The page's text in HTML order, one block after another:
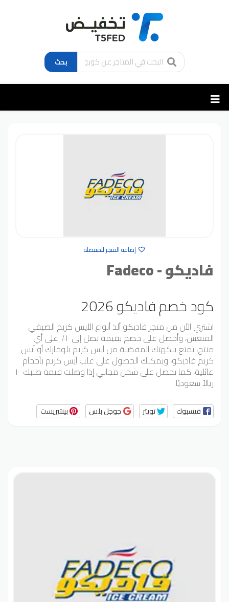
بحث
تخطي
إلى
المحتوى
إضافة المتجر للمفضلة
فاديكو - Fadeco
كود خصم فاديكو 2026
اشتري الآن من متجر فاديكو ألذ أنواع الآيس كريم الصيفي
المنعش، وأحصل على خصم بقيمة تصل إلى ١٠٪ على أي
منتج، تمتع بنكهتك المفضلة من آيس كريم بلومارك أو آيس
كريم فاديكو، ويمكنك الحصول على علب آيس كريم بأحجام
عائلية، كما تحصل على شحن مجاني إذا وصلت قيمة طلبك ١٠٠
ريالاً سعوديًا.
فيسبوك تويتر جوجل بلس بينتيريست